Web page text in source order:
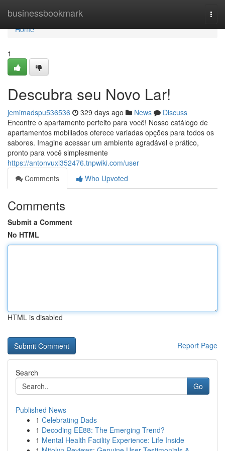
businessbookmark
Home
Home
1
Descubra seu Novo Lar!
jemimadspu536536 329 days ago News
Discuss
Encontre o apartamento perfeito para você! Nosso catálogo de
apartamentos mobiliados oferece variadas opções para todos os
sabores. Imagine acessar um ambiente agradável e prático,
pronto para você simplesmente
https://antonvuxl352476.tnpwiki.com/user
Comments
Who Upvoted
Comments
Submit a Comment
No HTML
HTML is disabled
Report Page
Search
Go
Published News
1 Celebrating Dads
1 Decoding EE88: The Emerging Trend?
1 Mental Health Facility Experience: Life Inside